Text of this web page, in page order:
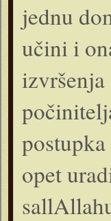
jednu
učini i
opet